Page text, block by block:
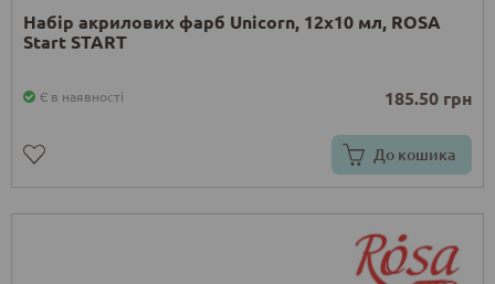
Набір акрилових фарб Unicorn, 12x10 мл, ROSA
Start START
Є в наявності 185.50 грн
До кошика